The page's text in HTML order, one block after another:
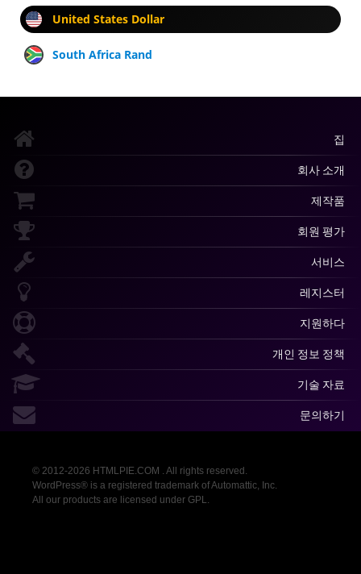
United States Dollar
South Africa Rand
집
회사 소개
제작품
회원 평가
서비스
레지스터
지원하다
개인 정보 정책
기술 자료
문의하기
© 2012-2026 HTMLPIE.COM . All rights reserved.
WordPress® is a registered trademark of Automattic, Inc.
All our products are licensed under GPL.